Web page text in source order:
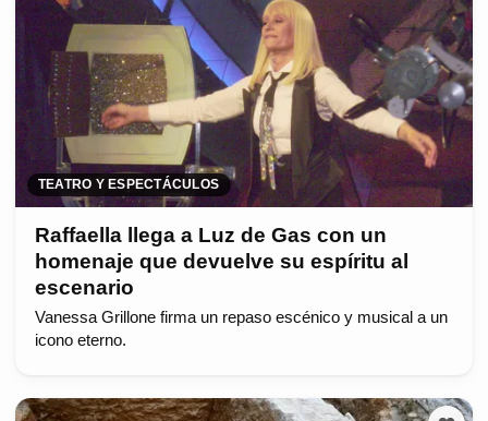
TEATRO Y ESPECTÁCULOS
Raffaella llega a Luz de Gas con un
homenaje que devuelve su espíritu al
escenario
Vanessa Grillone firma un repaso escénico y musical a un
icono eterno.